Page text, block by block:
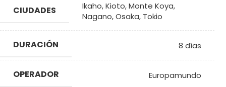
CIUDADES Ikaho,Kioto,Monte Koya,
Nagano,Osaka, Tokio
DURACIÓN 8 días
OPERADOR Europamundo